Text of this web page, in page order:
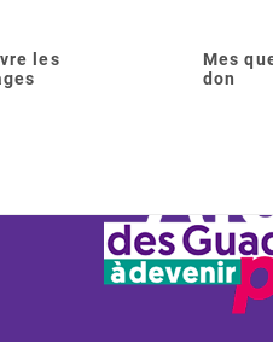
les
Mes
don